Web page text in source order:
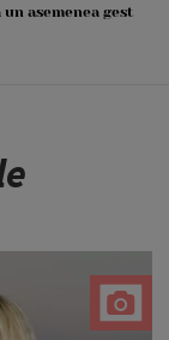
un asemenea gest